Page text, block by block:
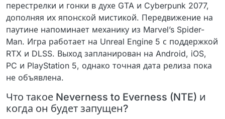
перестрелки и гонки в духе GTA и Cyberpunk 2077,
дополняя их японской мистикой. Передвижение на
паутине напоминает механику из Marvel’s Spider-
Man. Игра работает на Unreal Engine 5 с поддержкой
RTX и DLSS. Выход запланирован на Android, iOS,
PC и PlayStation 5, однако точная дата релиза пока
не объявлена.
Что такое Neverness to Everness (NTE) и
когда он будет запущен?